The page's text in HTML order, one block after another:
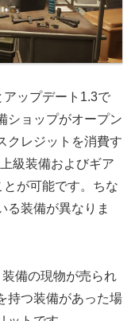
ップデート1.3で
ショップがオープン
クレジットを消費す
級装備およびギア
が可能です。ちな
る装備が異なりま
備の現物が売られ
持つ装備があった場